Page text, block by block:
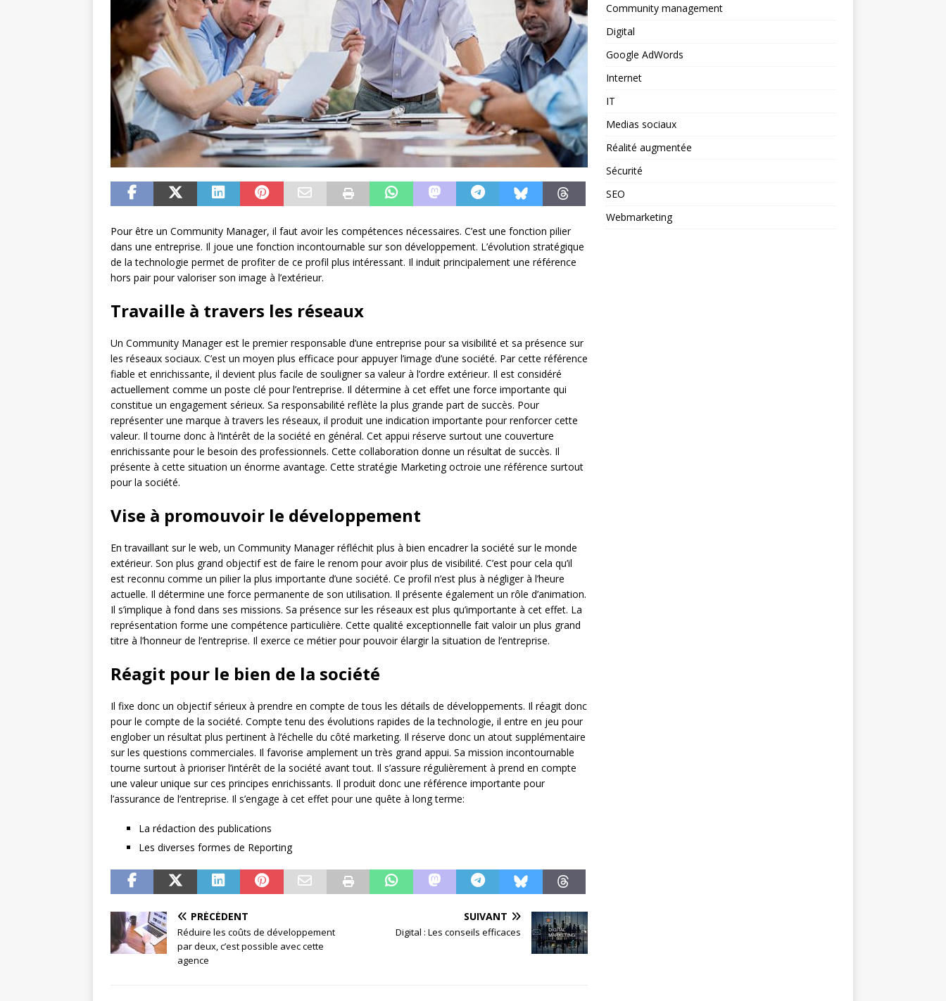
Pour être un Community Manager, il faut avoir les compétences nécessaires. C’est une fonction pilier
dans une entreprise. Il joue une fonction incontournable sur son développement. L’évolution stratégique
de la technologie permet de profiter de ce profil plus intéressant. Il induit principalement une référence
hors pair pour valoriser son image à l’extérieur.
Travaille à travers les réseaux
Un Community Manager est le premier responsable d’une entreprise pour sa visibilité et sa présence sur
les réseaux sociaux. C’est un moyen plus efficace pour appuyer l’image d’une société. Par cette référence
fiable et enrichissante, il devient plus facile de souligner sa valeur à l’ordre extérieur. Il est considéré
actuellement comme un poste clé pour l’entreprise. Il détermine à cet effet une force importante qui
constitue un engagement sérieux. Sa responsabilité reflète la plus grande part de succès. Pour
représenter une marque à travers les réseaux, il produit une indication importante pour renforcer cette
valeur. Il tourne donc à l’intérêt de la société en général. Cet appui réserve surtout une couverture
enrichissante pour le besoin des professionnels. Cette collaboration donne un résultat de succès. Il
présente à cette situation un énorme avantage. Cette stratégie Marketing octroie une référence surtout
pour la société.
Vise à promouvoir le développement
En travaillant sur le web, un Community Manager réfléchit plus à bien encadrer la société sur le monde
extérieur. Son plus grand objectif est de faire le renom pour avoir plus de visibilité. C’est pour cela qu’il
est reconnu comme un pilier la plus importante d’une société. Ce profil n’est plus à négliger à l’heure
actuelle. Il détermine une force permanente de son utilisation. Il présente également un rôle d’animation.
Il s’implique à fond dans ses missions. Sa présence sur les réseaux est plus qu’importante à cet effet. La
représentation forme une compétence particulière. Cette qualité exceptionnelle fait valoir un plus grand
titre à l’honneur de l’entreprise. Il exerce ce métier pour pouvoir élargir la situation de l’entreprise.
Réagit pour le bien de la société
Il fixe donc un objectif sérieux à prendre en compte de tous les détails de développements. Il réagit donc
pour le compte de la société. Compte tenu des évolutions rapides de la technologie, il entre en jeu pour
englober un résultat plus pertinent à l’échelle du côté marketing. Il réserve donc un atout supplémentaire
sur les questions commerciales. Il favorise amplement un très grand appui. Sa mission incontournable
tourne surtout à prioriser l’intérêt de la société avant tout. Il s’assure régulièrement à prend en compte
une valeur unique sur ces principes enrichissants. Il produit donc une référence importante pour
l’assurance de l’entreprise. Il s’engage à cet effet pour une quête à long terme:
La rédaction des publications
Les diverses formes de Reporting
PRÉCÉDENT
Réduire les coûts de développement
par deux, c’est possible avec cette
agence
SUIVANT
Digital : Les conseils efficaces
Community management
Digital
Google AdWords
Internet
IT
Medias sociaux
Réalité augmentée
Sécurité
SEO
Webmarketing